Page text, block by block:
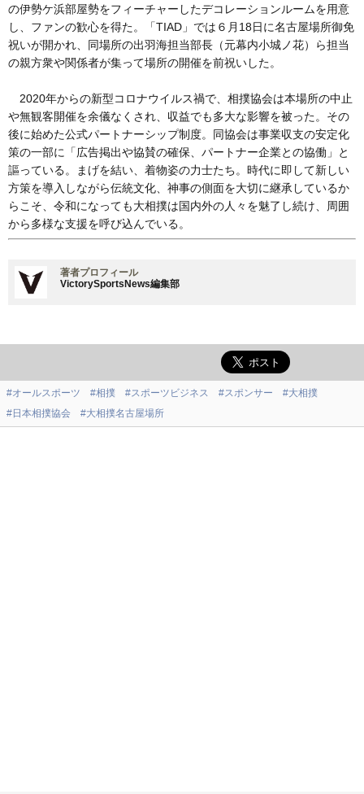
の伊勢ケ浜部屋勢をフィーチャーしたデコレーションルームを用意
し、ファンの歓心を得た。「TIAD」では６月18日に名古屋場所御免
祝いが開かれ、同場所の出羽海担当部長（元幕内小城ノ花）ら担当
の親方衆や関係者が集って場所の開催を前祝いした。
2020年からの新型コロナウイルス禍で、相撲協会は本場所の中止
や無観客開催を余儀なくされ、収益でも多大な影響を被った。その
後に始めた公式パートナーシップ制度。同協会は事業収支の安定化
策の一部に「広告掲出や協賛の確保、パートナー企業との協働」と
謳っている。まげを結い、着物姿の力士たち。時代に即して新しい
方策を導入しながら伝統文化、神事の側面を大切に継承しているか
らこそ、令和になっても大相撲は国内外の人々を魅了し続け、周囲
から多様な支援を呼び込んでいる。
著者プロフィール
VictorySportsNews編集部
#オールスポーツ #相撲 #スポーツビジネス #スポンサー
#大相撲
#日本相撲協会
#大相撲名古屋場所